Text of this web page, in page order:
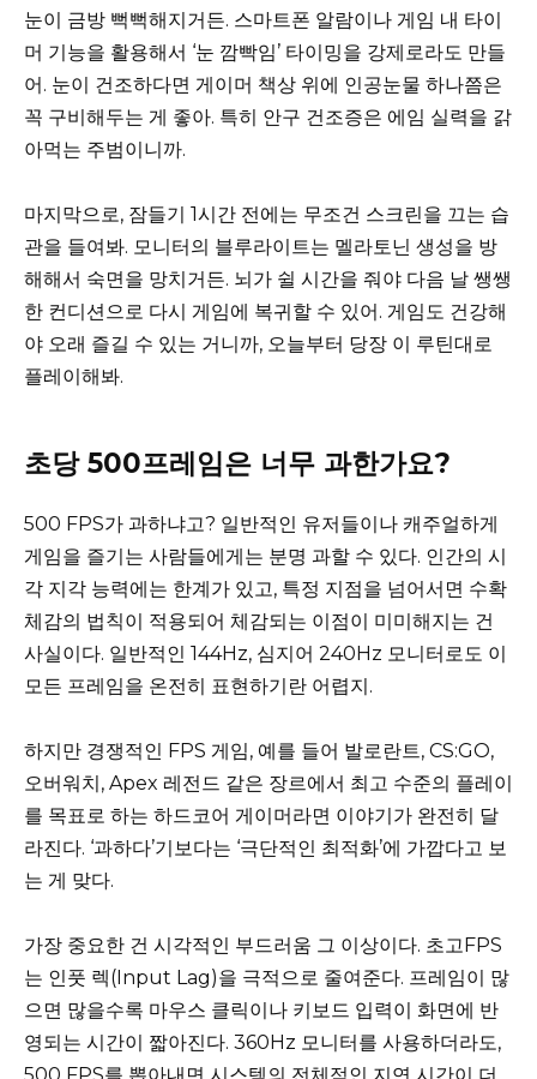
눈이 금방 뻑뻑해지거든. 스마트폰 알람이나 게임 내 타이
머 기능을 활용해서 ‘눈 깜빡임’ 타이밍을 강제로라도 만들
어. 눈이 건조하다면 게이머 책상 위에 인공눈물 하나쯤은
꼭 구비해두는 게 좋아. 특히 안구 건조증은 에임 실력을 갉
아먹는 주범이니까.
마지막으로, 잠들기 1시간 전에는 무조건 스크린을 끄는 습
관을 들여봐. 모니터의 블루라이트는 멜라토닌 생성을 방
해해서 숙면을 망치거든. 뇌가 쉴 시간을 줘야 다음 날 쌩쌩
한 컨디션으로 다시 게임에 복귀할 수 있어. 게임도 건강해
야 오래 즐길 수 있는 거니까, 오늘부터 당장 이 루틴대로
플레이해봐.
초당 500프레임은 너무 과한가요?
500 FPS가 과하냐고? 일반적인 유저들이나 캐주얼하게
게임을 즐기는 사람들에게는 분명 과할 수 있다. 인간의 시
각 지각 능력에는 한계가 있고, 특정 지점을 넘어서면 수확
체감의 법칙이 적용되어 체감되는 이점이 미미해지는 건
사실이다. 일반적인 144Hz, 심지어 240Hz 모니터로도 이
모든 프레임을 온전히 표현하기란 어렵지.
하지만 경쟁적인 FPS 게임, 예를 들어 발로란트, CS:GO,
오버워치, Apex 레전드 같은 장르에서 최고 수준의 플레이
를 목표로 하는 하드코어 게이머라면 이야기가 완전히 달
라진다. ‘과하다’기보다는 ‘극단적인 최적화’에 가깝다고 보
는 게 맞다.
가장 중요한 건 시각적인 부드러움 그 이상이다. 초고FPS
는 인풋 렉(Input Lag)을 극적으로 줄여준다. 프레임이 많
으면 많을수록 마우스 클릭이나 키보드 입력이 화면에 반
영되는 시간이 짧아진다. 360Hz 모니터를 사용하더라도,